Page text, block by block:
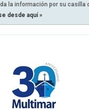
la información por su casilla
desde aquí »